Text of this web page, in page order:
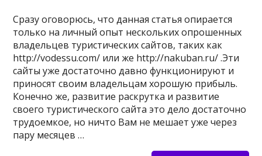
Сразу оговорюсь, что данная статья опирается
только на личный опыт нескольких опрошенных
владельцев туристических сайтов, таких как
http://vodessu.com/ или же http://nakuban.ru/ .Эти
сайты уже достаточно давно функционируют и
приносят своим владельцам хорошую прибыль.
Конечно же, развитие раскрутка и развитие
своего туристического сайта это дело достаточно
трудоемкое, но ничто Вам не мешает уже через
пару месяцев …